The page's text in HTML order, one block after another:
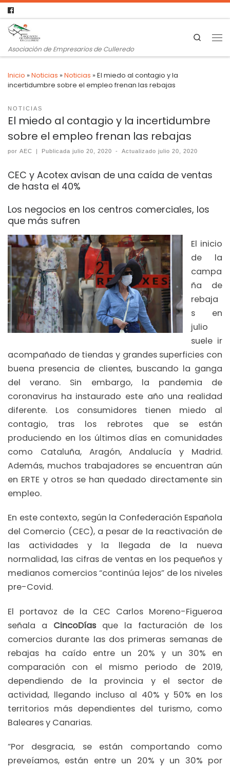
Asociación de Empresarios de Culleredo
Search
Inicio »Noticias »Noticias »El miedo al contagio y la
incertidumbre sobre el empleo frenan las rebajas
NOTICIAS
El miedo al contagio y la incertidumbre
sobre el empleo frenan las rebajas
por AEC | Publicadajulio 20, 2020 - Actualizadojulio 20, 2020
CEC y Acotex avisan de una caída de ventas
de hasta el 40%
Los negocios en los centros comerciales, los
que más sufren
El inicio
de la
campa
ña de
rebaja
s en
julio
suele ir
acompañado de tiendas y grandes superficies con
buena presencia de clientes, buscando la ganga
del verano. Sin embargo, la pandemia de
coronavirus ha instaurado este año una realidad
diferente. Los consumidores tienen miedo al
contagio, tras los rebrotes que se están
produciendo en los últimos días en comunidades
como Cataluña, Aragón, Andalucía y Madrid.
Además, muchos trabajadores se encuentran aún
en ERTE y otros se han quedado directamente sin
empleo.
En este contexto, según la Confederación Española
del Comercio (CEC), a pesar de la reactivación de
las actividades y la llegada de la nueva
normalidad, las cifras de ventas en los pequeños y
medianos comercios “continúa lejos” de los niveles
pre-Covid.
El portavoz de la CEC Carlos Moreno-Figueroa
señala a CincoDías que la facturación de los
comercios durante las dos primeras semanas de
rebajas ha caído entre un 20% y un 30% en
comparación con el mismo periodo de 2019,
dependiendo de la provincia y el sector de
actividad, llegando incluso al 40% y 50% en los
territorios más dependientes del turismo, como
Baleares y Canarias.
“Por desgracia, se están comportando como
preveíamos, están entre un 20% y un 30% por